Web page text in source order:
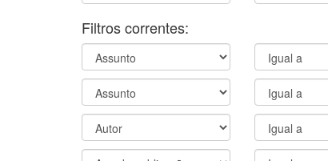
Filtros correntes: